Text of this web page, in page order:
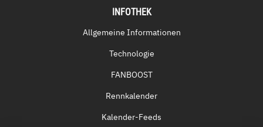
INFOTHEK
Allgemeine Informationen
Technologie
FANBOOST
Rennkalender
Kalender-Feeds